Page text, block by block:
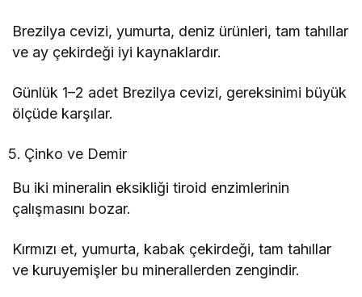
Brezilya cevizi, yumurta, deniz ürünleri, tam tahıllar
ve ay çekirdeği iyi kaynaklardır.
Günlük 1–2 adet Brezilya cevizi, gereksinimi büyük
ölçüde karşılar.
Çinko ve Demir
Bu iki mineralin eksikliği tiroid enzimlerinin
çalışmasını bozar.
Kırmızı et, yumurta, kabak çekirdeği, tam tahıllar
ve kuruyemişler bu minerallerden zengindir.